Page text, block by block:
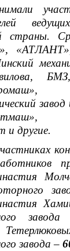
страны.
БМЗ,
и другие.
завода –